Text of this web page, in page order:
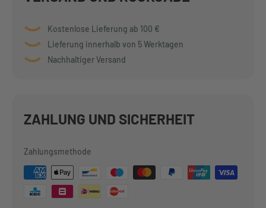
Kostenlose Lieferung ab 100 €
Lieferung innerhalb von 5 Werktagen
Nachhaltiger Versand
ZAHLUNG UND SICHERHEIT
Zahlungsmethode